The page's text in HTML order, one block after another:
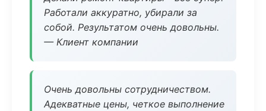
Работали аккуратно, убирали за
собой. Результатом очень довольны.
— Клиент компании
Очень довольны сотрудничеством.
Адекватные цены, четкое выполнение